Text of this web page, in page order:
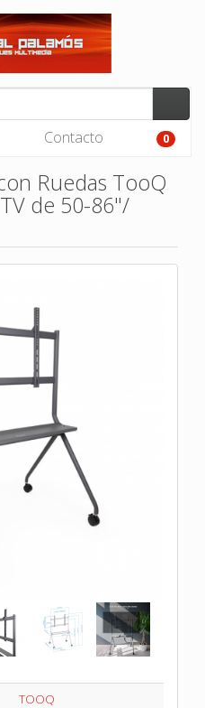
Contacto 0
Ruedas TooQ
de 50-86"/
TOOQ